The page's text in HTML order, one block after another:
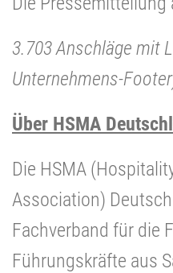
3.703 Anschläge mit
Unternehmens-
Über HSMA
Die HSMA
Association)
Fachverband für die
Führungskräfte aus